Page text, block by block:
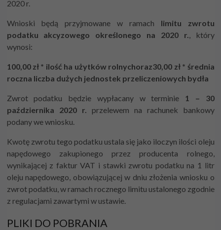
2020 r.
Wnioski będą przyjmowane w ramach limitu zwrotu
podatku akcyzowego określonego na 2020 r.
, który
wynosi:
100,00 zł * ilość ha użytków rolnychoraz30,00 zł * średnia
roczna liczba dużych jednostek przeliczeniowych bydła
Zwrot podatku będzie wypłacany w terminie 1 – 30
października 2020 r. przelewem na rachunek bankowy
podany we wniosku.
Kwotę zwrotu tego podatku ustala się jako iloczyn ilości oleju
napędowego zakupionego przez producenta rolnego,
wynikającej z faktur VAT i stawki zwrotu podatku na 1 litr
oleju napędowego, obowiązującej w dniu złożenia wniosku o
zwrot podatku, w ramach rocznego limitu ustalonego zgodnie
z regulacjami zawartymi w ustawie.
PLIKI DO POBRANIA